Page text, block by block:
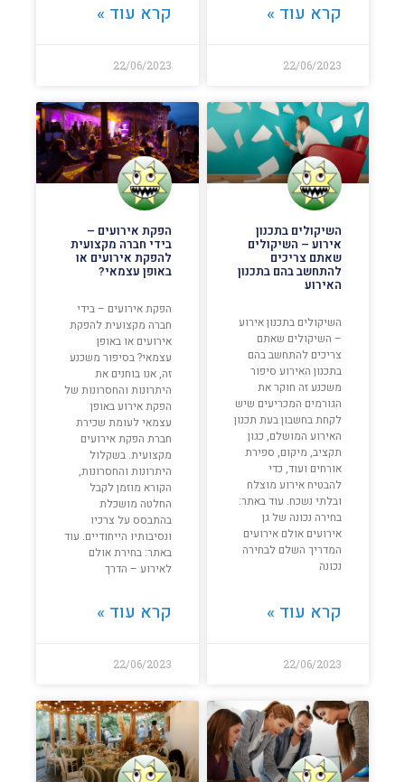
קרא עוד »
22/06/2023
קרא עוד »
22/06/2023
השיקולים בתכנון
אירוע – השיקולים
שאתם צריכים
להתחשב בהם בתכנון
האירוע
השיקולים בתכנון אירוע
– השיקולים שאתם
צריכים להתחשב בהם
בתכנון האירוע סיפור
משכנע זה חוקר את
הגורמים המכריעים שיש
לקחת בחשבון בעת תכנון
האירוע המושלם, כגון
תקציב, מיקום, ספירת
אורחים ועוד, כדי
להבטיח אירוע מוצלח
ובלתי נשכח. עוד באתר:
בחירה נכונה של גן
אירועים אולם אירועים
המדריך השלם לבחירה
נכונה
קרא עוד »
22/06/2023
הפקת אירועים –
בידי חברה מקצועית
להפקת אירועים או
באופן עצמאי?
הפקת אירועים – בידי
חברה מקצועית להפקת
אירועים או באופן
עצמאי? בסיפור משכנע
זה, אנו בוחנים את
היתרונות והחסרונות של
הפקת אירוע באופן
עצמאי לעומת שכירת
חברת הפקת אירועים
מקצועית. בשקלול
היתרונות והחסרונות,
הקורא מוזמן לקבל
החלטה מושכלת
בהתבסס על צרכיו
ונסיבותיו הייחודיים. עוד
באתר: בחירת אולם
לאירוע – הדרך
קרא עוד »
22/06/2023